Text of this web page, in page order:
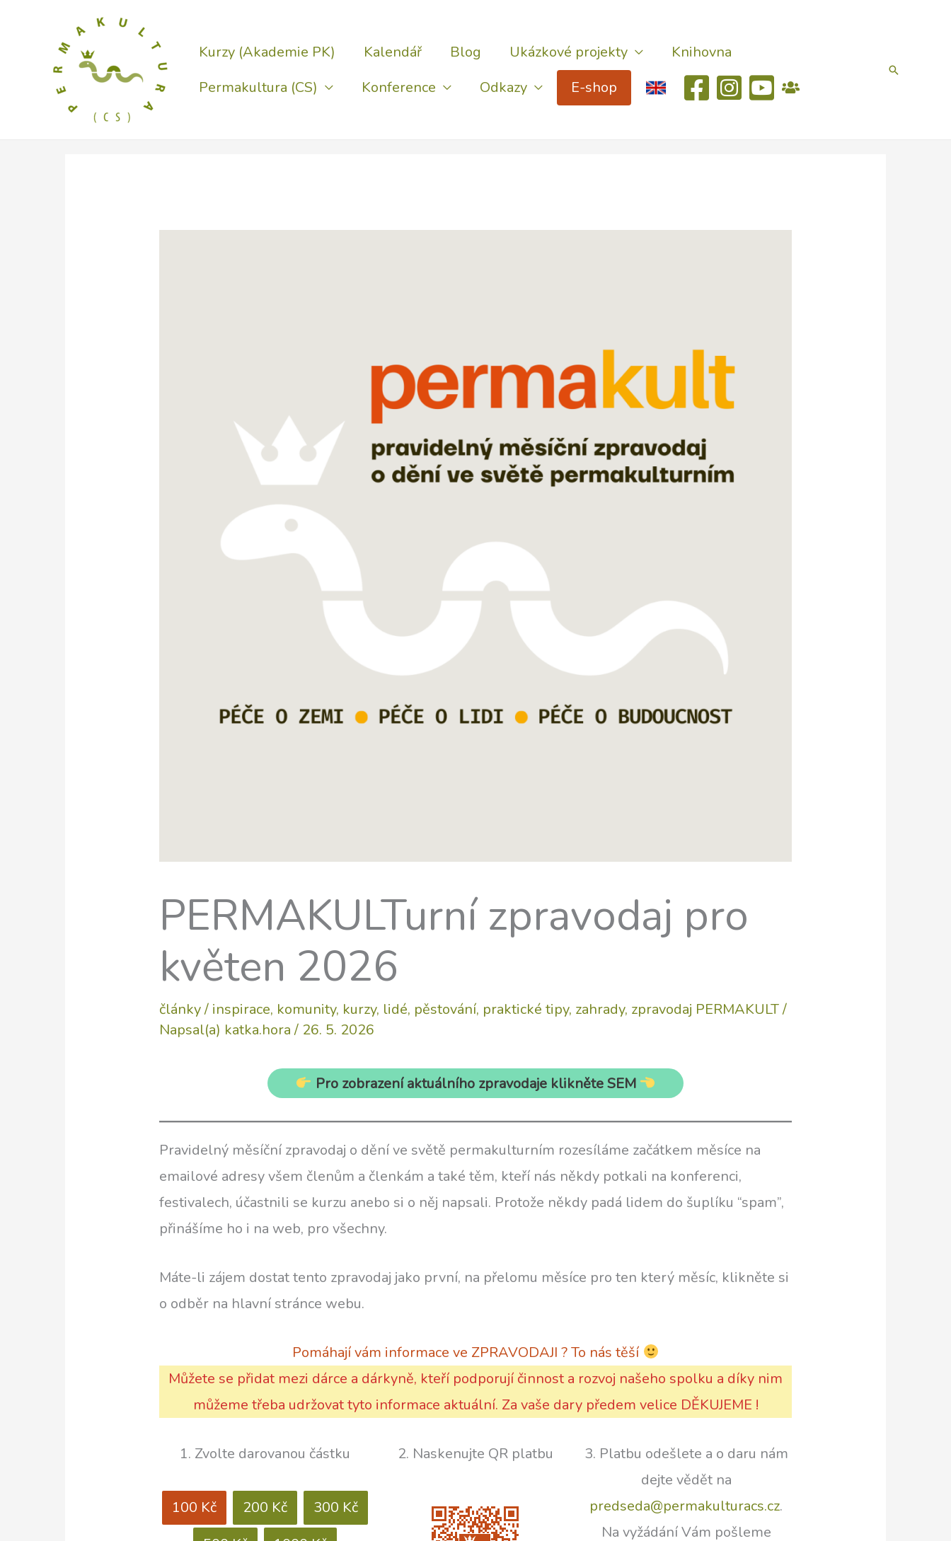
Kurzy (Akademie PK) Kalendář Blog Ukázkové projekty
Knihovna
Permakultura (CS)
Konference Odkazy E-shop
Hledat
PERMAKULTurní zpravodaj pro
květen 2026
články/ inspirace, komunity, kurzy, lidé, pěstování, praktické tipy, zahrady, zpravodaj PERMAKULT/
Napsal(a) katka.hora/ 26. 5. 2026
Pro zobrazení aktuálního zpravodaje klikněte SEM
Pravidelný měsíční zpravodaj o dění ve světě permakulturním rozesíláme začátkem měsíce na
emailové adresy všem členům a členkám a také těm, kteří nás někdy potkali na konferenci,
festivalech, účastnili se kurzu anebo si o něj napsali. Protože někdy padá lidem do šuplíku “spam”,
přinášíme ho i na web, pro všechny.
Máte-li zájem dostat tento zpravodaj jako první, na přelomu měsíce pro ten který měsíc, klikněte si
o odběr na hlavní stránce webu.
Pomáhají vám informace ve ZPRAVODAJI ? To nás těší
Můžete se přidat mezi dárce a dárkyně, kteří podporují činnost a rozvoj našeho spolku a díky nim
můžeme třeba udržovat tyto informace aktuální. Za vaše dary předem velice DĚKUJEME !
1. Zvolte darovanou částku
100 Kč 200 Kč
300 Kč
2. Naskenujte QR platbu
3. Platbu odešlete a o daru nám
dejte vědět na
predseda@permakulturacs.cz.
Na vyžádání Vám pošleme